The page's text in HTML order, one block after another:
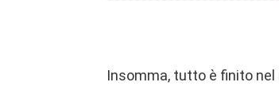
Insomma, tutto è finito nel